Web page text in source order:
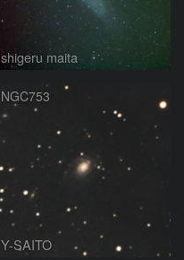
shigeru maita
NGC753
Y-SAITO